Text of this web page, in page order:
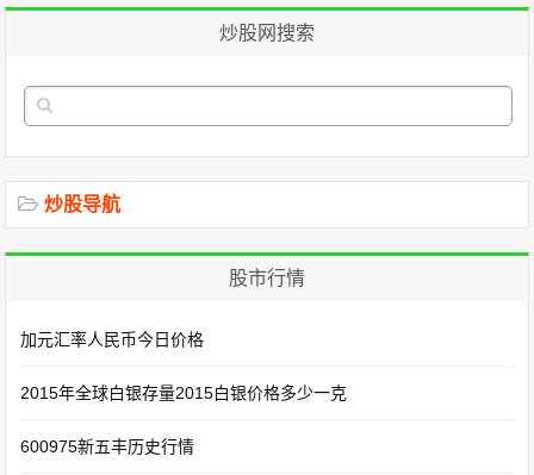
炒股网搜索
炒股导航
股市行情
加元汇率人民币今日价格
2015年全球白银存量2015白银价格多少一克
600975新五丰历史行情